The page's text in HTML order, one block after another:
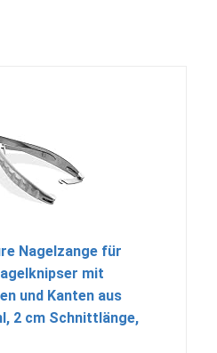
Nagelzange für
mit
und Kanten aus
2 cm Schnittlänge,